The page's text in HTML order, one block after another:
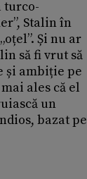
turco-
Stalin în
Și nu ar
să fi vrut să
și ambiție pe
ales că el
un
bazat pe